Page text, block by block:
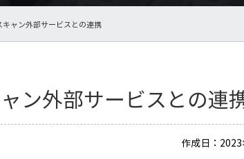
キャン外部サービスとの連携
ン外部サービスとの連
作成日：